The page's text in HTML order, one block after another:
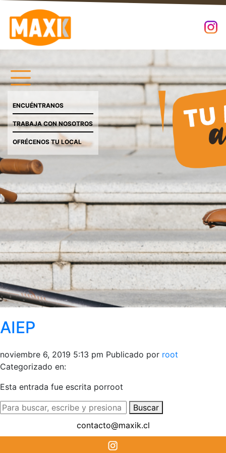
ENCUÉNTRANOS
TRABAJA CON NOSOTROS
OFRÉCENOS TU LOCAL
AIEP
noviembre 6, 2019 5:13 pm Publicado por root
Categorizado en:
Esta entrada fue escrita porroot
Buscar
contacto@maxik.cl